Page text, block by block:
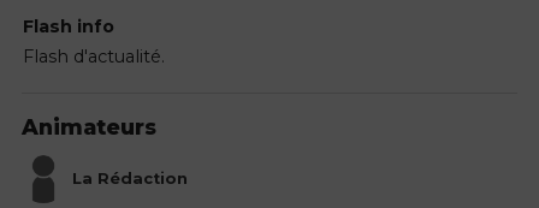
Flash info
Flash d'actualité.
Animateurs
La Rédaction